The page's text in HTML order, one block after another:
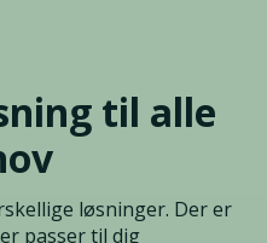
til alle
løsninger. Der er
passer til dig